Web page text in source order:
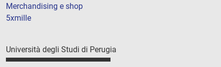
Merchandising e shop
5xmille
Università degli Studi di Perugia